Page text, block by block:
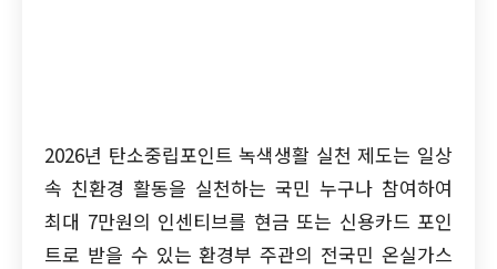
2026년 탄소중립포인트 녹색생활 실천 제도는 일상
속 친환경 활동을 실천하는 국민 누구나 참여하여
최대 7만원의 인센티브를 현금 또는 신용카드 포인
트로 받을 수 있는 환경부 주관의 전국민 온실가스